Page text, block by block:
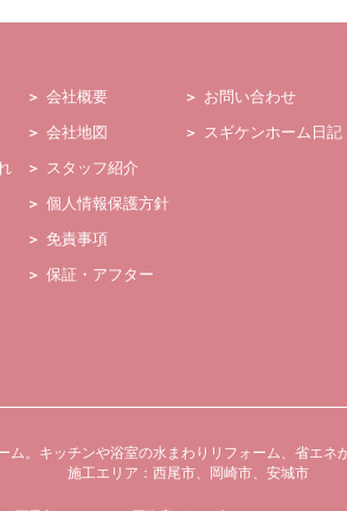
会社概要
会社地図
スタッフ紹介
個人情報保護方針
免責事項
保証・アフター
お問い合わせ
スギケンホーム日記
ム。キッチンや浴室の水まわりリフォーム、省エ
施工エリア：西尾市、岡崎市、安城市